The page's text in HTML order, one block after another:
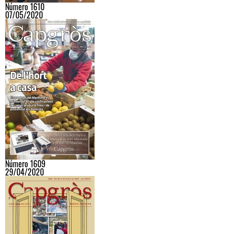
Número 1610
07/05/2020
Número 1609
29/04/2020